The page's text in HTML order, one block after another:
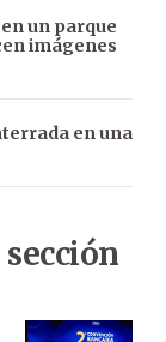
un parque
imágenes
en una